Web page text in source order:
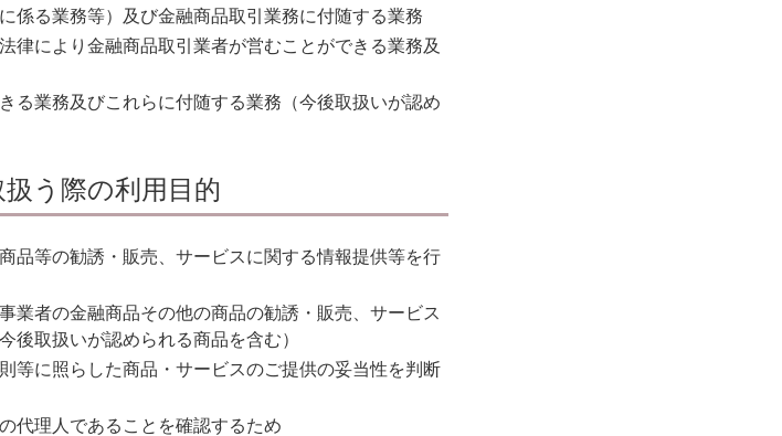
係る業務等）及び金融商品取引業務に付随する業務
律により金融商品取引業者が営むことができる業務及
る業務及びこれらに付随する業務（今後取扱いが認め
う際の利用目的
品等の勧誘・販売、サービスに関する情報提供等を行
業者の金融商品その他の商品の勧誘・販売、サービス
後取扱いが認められる商品を含む）
等に照らした商品・サービスのご提供の妥当性を判断
代理人であることを確認するため